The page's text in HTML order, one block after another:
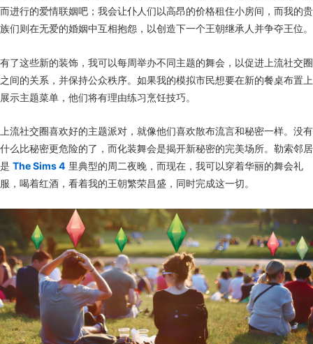
而进行的爱情联姻吧；我会让仆人们以高昂的价格租住小房间，而我的贵
族们则在无爱的婚姻中互相抱怨，以创造下一个王朝继承人并争夺王位。
有了这些新的装饰，我可以每周举办不同主题的舞会，以促进上流社交圈
之间的关系，并保持公众秩序。如果我的模拟市民想要在新的餐桌布置上
展示主题菜单，他们将有理由练习烹饪技巧。
上流社交圈喜欢好的主题派对，就像他们喜欢散布流言和秘密一样。没有
什么比秘密更危险的了，而化装舞会是揭开新秘密的完美场所。勒索邻居
是 The Sims 4 里典型的周二夜晚，而现在，我可以穿着华丽的舞会礼
服，喝着红酒，看着我的王朝繁荣昌盛，同时完成这一切。